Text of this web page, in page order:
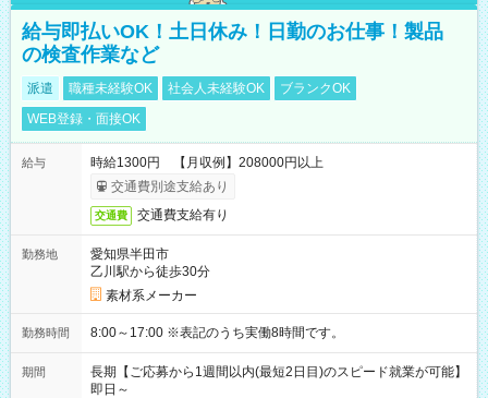
給与即払いOK！土日休み！日勤のお仕事！製品
の検査作業など
派遣 職種未経験OK 社会人未経験OK
ブランクOK
WEB登録・面接OK
給与
時給1300円 【月収例】208000円以上
交通費別途支給あり
交通費 交通費支給有り
勤務地
愛知県半田市
乙川駅から徒歩30分
素材系メーカー
勤務時間 8:00～17:00 ※表記のうち実働8時間です。
期間
長期【ご応募から1週間以内(最短2日目)のスピード就業が可能】
即日～